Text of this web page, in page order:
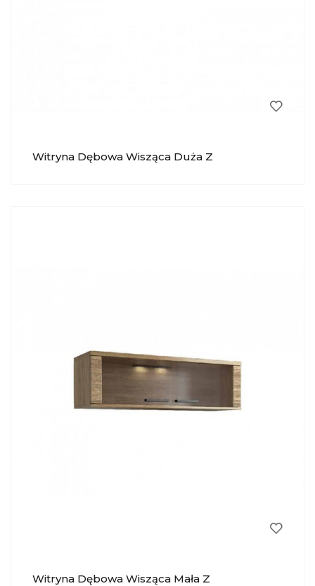
Witryna Dębowa Wisząca Duża Z
Witryna Dębowa Wisząca Mała Z